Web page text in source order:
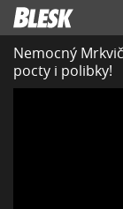
Nemocný
pocty i polibky!